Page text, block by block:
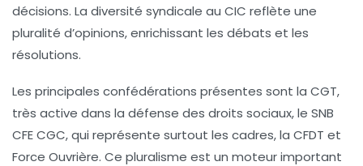
décisions. La diversité syndicale au CIC reflète une
pluralité d’opinions, enrichissant les débats et les
résolutions.
Les principales confédérations présentes sont la CGT,
très active dans la défense des droits sociaux, le SNB
CFE CGC, qui représente surtout les cadres, la CFDT et
Force Ouvrière. Ce pluralisme est un moteur important